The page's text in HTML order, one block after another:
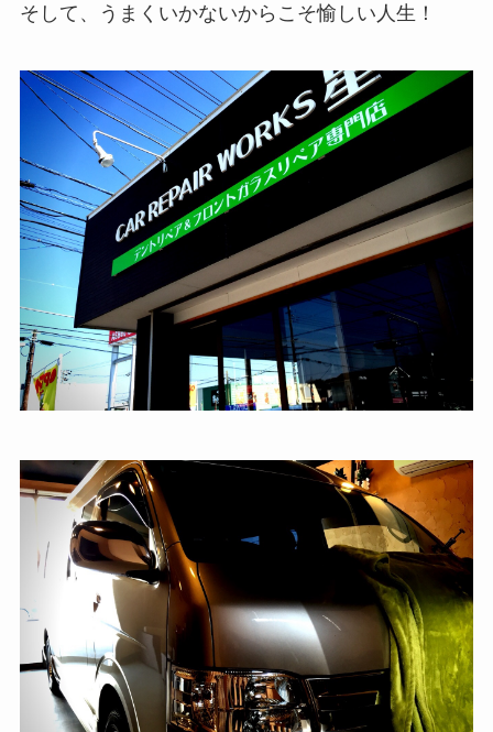
そして、うまくいかないからこそ愉しい人生！